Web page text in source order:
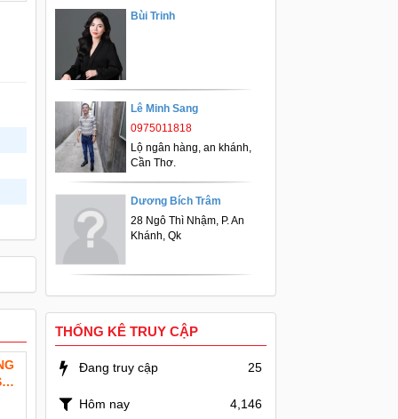
Bùi Trinh
Lê Minh Sang
0975011818
Lộ ngân hàng, an khánh,
Cần Thơ.
Dương Bích Trâm
28 Ngô Thì Nhậm, P. An
Khánh, Qk
THỐNG KÊ TRUY CẬP
Đang truy cập 25
Hôm nay
4,146